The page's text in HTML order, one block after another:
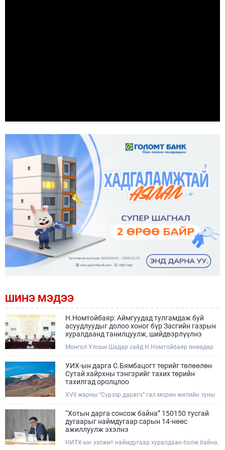
ШИНЭ МЭДЭЭ
Н.Номтойбаяр: Аймгуудад тулгамдаж буй
асуудлуудыг долоо хоног бүр Засгийн газрын
хуралдаанд танилцуулж, шийдвэрлүүлнэ
Монгол Улсын Шадар сайд Н.Номтойбаяр өнөөдөр
сайдын 10 дугаар албан даалгавар, Улсын Онцгой
комиссын даргын 3 дугаар тушаалын хүрээнд
Өмнөговь аймагт байгаль орчин, уул уурхайн 358
зөрчил илрүүлж, 200 гаруйг нь арилгуулаад байна.
УИХ-ын дарга С.Бямбацогт төрийг төлөөлөн
Сутай хайрхны тэнгэрийг тахих төрийн
тахилгад оролцлоо
XVII жарны “Сүрээр дарагч” гал морин жилийн зуны
өдөр /2026.08.06/ Сутай хайрхны тэнгэрийг тайх
төрийн тахилга боллоо.
“Хотын дарга сонсож байна” 150150 тусгай
дугаарыг наймдугаар сарын 14-нөөс
ажиллуулж эхэлнэ
НИТХ-ын ээлжит наймдугаар хуралдаан болж байна.